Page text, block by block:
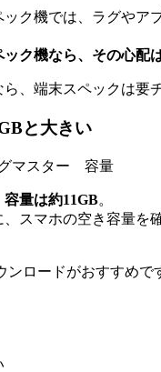
ク機では、ラグやア
ク機なら、その心配
、端末スペックは要
と大きい
容量は約11GB。
スマホの空き容量を
ンロードがおすすめで